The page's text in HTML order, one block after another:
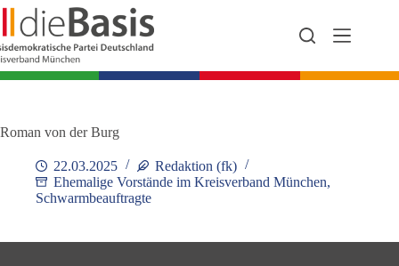
Zum
Inhalt
springen
Roman von der Burg
22.03.2025
Redaktion (fk)
Ehemalige Vorstände im Kreisverband München,
Schwarmbeauftragte